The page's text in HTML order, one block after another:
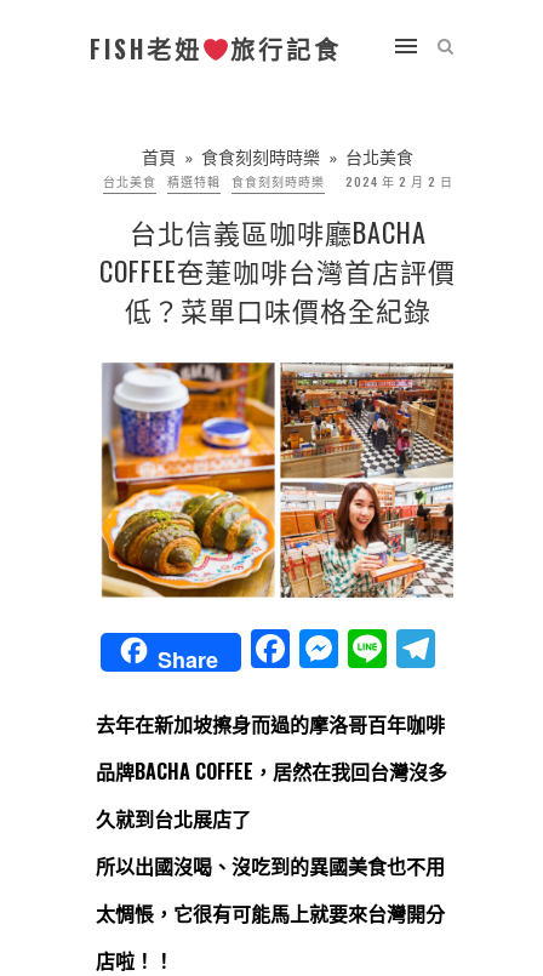
FISH老妞 旅行記食
首頁 » 食食刻刻時時樂 » 台北美食
台北美食
精選特輯 食食刻刻時時樂 2024 年 2 月 2 日
台北信義區咖啡廳BACHA
COFFEE夿萐咖啡台灣首店評價
低？菜單口味價格全紀錄
Share Facebook
Messenger
Line
去年在新加坡擦身而過的摩洛哥百年咖啡
品牌BACHA COFFEE，居然在我回台灣沒多
久就到台北展店了
所以出國沒喝、沒吃到的異國美食也不用
太惆悵，它很有可能馬上就要來台灣開分
店啦！！